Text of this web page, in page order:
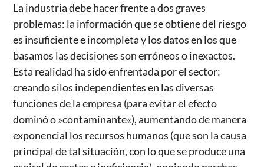
La industria debe hacer frente a dos graves
problemas: la información que se obtiene del riesgo
es insuficiente e incompleta y los datos en los que
basamos las decisiones son erróneos o inexactos.
Esta realidad ha sido enfrentada por el sector:
creando silos independientes en las diversas
funciones de la empresa (para evitar el efecto
dominó o »contaminante«), aumentando de manera
exponencial los recursos humanos (que son la causa
principal de tal situación, con lo que se produce una